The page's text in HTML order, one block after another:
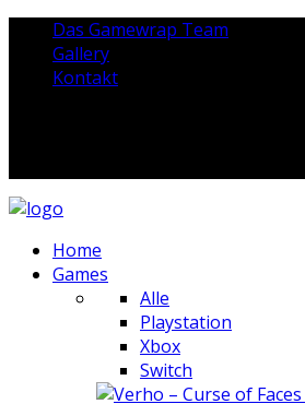
Das Gamewrap Team
Gallery
Kontakt
Home
Games
Alle
Playstation
Xbox
Switch